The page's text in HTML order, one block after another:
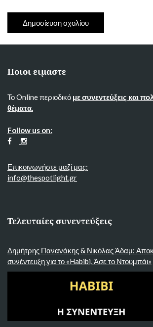
Ποιοι ειμαστε
Το Online περιοδικό με συνεντεύξεις και
θέματα.
Follow us on:
Επικοινωνήστε μαζί μας:
info@thespotlight.gr
Τελευταίες συνεντεύξεις
Δημήτρης Πανανάκης & Νικόλας Άδαμ:
συνέντευξη για το «Habibi, Άσε το Ντουμπάι»